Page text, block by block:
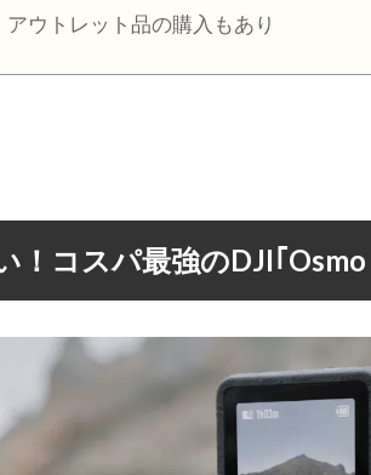
ウトレット品の購入もあり
！コスパ最強のDJI｢